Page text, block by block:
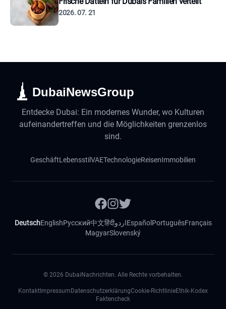
2026. 07. 21
DubaiNewsGroup
Entdecke Dubai: Ein modernes Wunder, wo Kulturen
aufeinandertreffen und die Möglichkeiten grenzenlos
sind.
GeschäftLebensstilVAETechnologieReisenImmobilien
DeutschEnglishРусский中文हिंदीاردوEspañol PortuguêsFrançais
MagyarSlovenský
© 2026 DubaiNachrichten. Alle Rechte vorbehalten.
Kontakt Impressum DatenschutzerklärungCookie-RichtlinieEthik-Kodex
Faktencheck